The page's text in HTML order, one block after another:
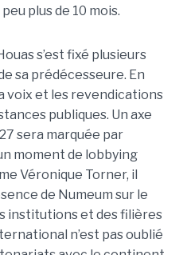
plus de 10 mois.
s’est fixé plusieurs
sa prédécesseure. En
voix et les revendications
publiques. Un axe
sera marquée par
moment de lobbying
Véronique Torner, il
de Numeum sur le
institutions et des filières
n’est pas oublié